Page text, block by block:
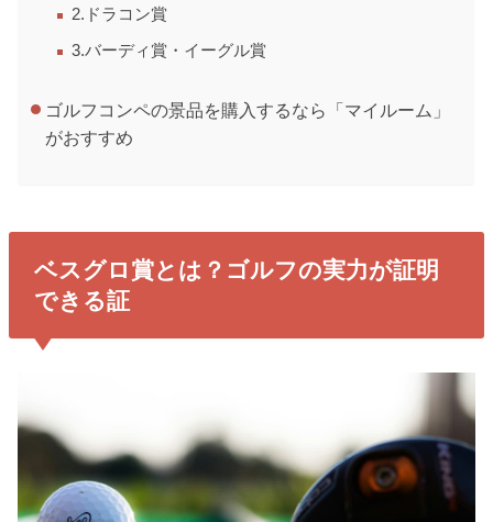
2.ドラコン賞
3.バーディ賞・イーグル賞
ゴルフコンペの景品を購入するなら「マイルーム」
がおすすめ
ベスグロ賞とは？ゴルフの実力が証明
できる証